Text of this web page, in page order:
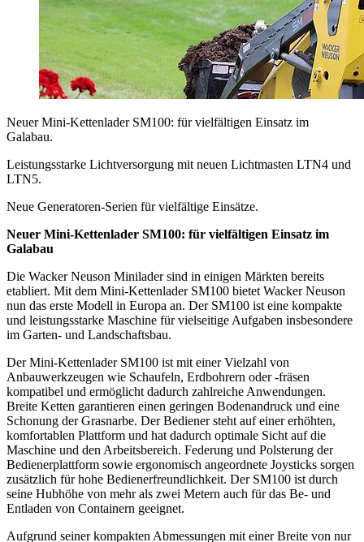
Neuer Mini-Kettenlader SM100: für vielfältigen Einsatz im
Galabau.
Leistungsstarke Lichtversorgung mit neuen Lichtmasten LTN4 und
LTN5.
Neue Generatoren-Serien für vielfältige Einsätze.
Neuer Mini-Kettenlader SM100: für vielfältigen Einsatz im
Galabau
Die Wacker Neuson Minilader sind in einigen Märkten bereits
etabliert. Mit dem Mini-Kettenlader SM100 bietet Wacker Neuson
nun das erste Modell in Europa an. Der SM100 ist eine kompakte
und leistungsstarke Maschine für vielseitige Aufgaben insbesondere
im Garten- und Landschaftsbau.
Der Mini-Kettenlader SM100 ist mit einer Vielzahl von
Anbauwerkzeugen wie Schaufeln, Erdbohrern oder -fräsen
kompatibel und ermöglicht dadurch zahlreiche Anwendungen.
Breite Ketten garantieren einen geringen Bodenandruck und eine
Schonung der Grasnarbe. Der Bediener steht auf einer erhöhten,
komfortablen Plattform und hat dadurch optimale Sicht auf die
Maschine und den Arbeitsbereich. Federung und Polsterung der
Bedienerplattform sowie ergonomisch angeordnete Joysticks sorgen
zusätzlich für hohe Bedienerfreundlichkeit. Der SM100 ist durch
seine Hubhöhe von mehr als zwei Metern auch für das Be- und
Entladen von Containern geeignet.
Aufgrund seiner kompakten Abmessungen mit einer Breite von nur